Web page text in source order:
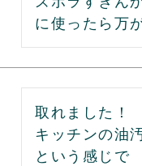
に使ったら万
取れました！
キッチンの油
という感じで